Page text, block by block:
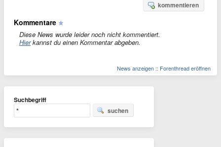
kommentieren
Kommentare
Diese News wurde leider noch nicht kommentiert.
Hierkannst du einen Kommentar abgeben.
News anzeigen :: Forenthread eröffnen
Suchbegriff
suchen